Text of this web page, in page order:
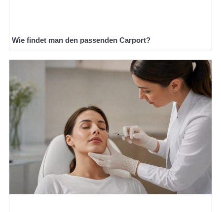
Wie findet man den passenden Carport?